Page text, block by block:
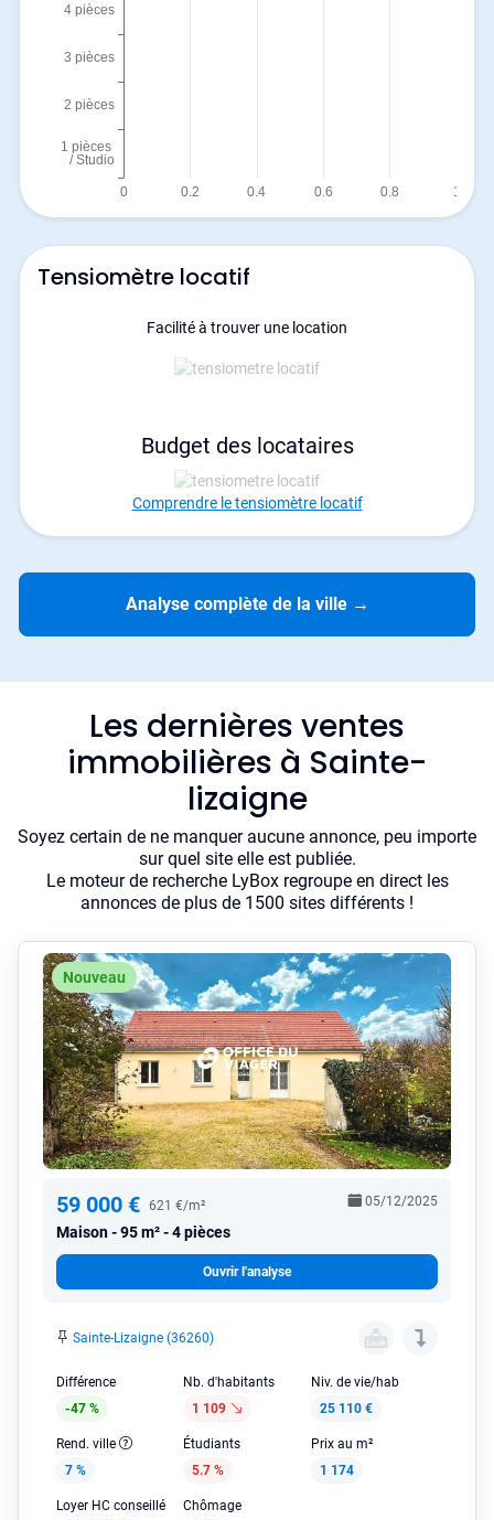
Tensiomètre locatif
Facilité à trouver une location
Budget des locataires
Comprendre le tensiomètre locatif
Analyse complète de la ville →
Les dernières ventes
immobilières à Sainte-
lizaigne
Soyez certain de ne manquer aucune annonce, peu importe
sur quel site elle est publiée.
Le moteur de recherche LyBox regroupe en direct les
annonces de plus de 1500 sites différents !
Nouveau
59 000 € 621 €/m²
Maison 95 m² - 4 pièces
05/12/2025
Ouvrir l'analyse
Sainte-Lizaigne (36260)
Différence
-47 %
Nb. d'habitants
1 109
Niv. de vie/hab
25 110 €
Rend. ville
7 %
Étudiants
5.7 %
Prix au m²
1 174
Loyer HC conseillé
Chômage